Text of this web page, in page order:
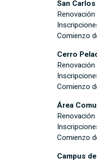
San Carlos
Comienzo
Cerro
Comienzo
Área
Comienzo
Campus